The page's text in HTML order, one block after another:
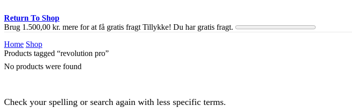
Return To Shop
Brug 1.500,00 kr. mere for at få gratis fragt Tillykke! Du har gratis fragt.
Home Shop
Products tagged “revolution pro”
No products were found
Check your spelling or search again with less specific terms.